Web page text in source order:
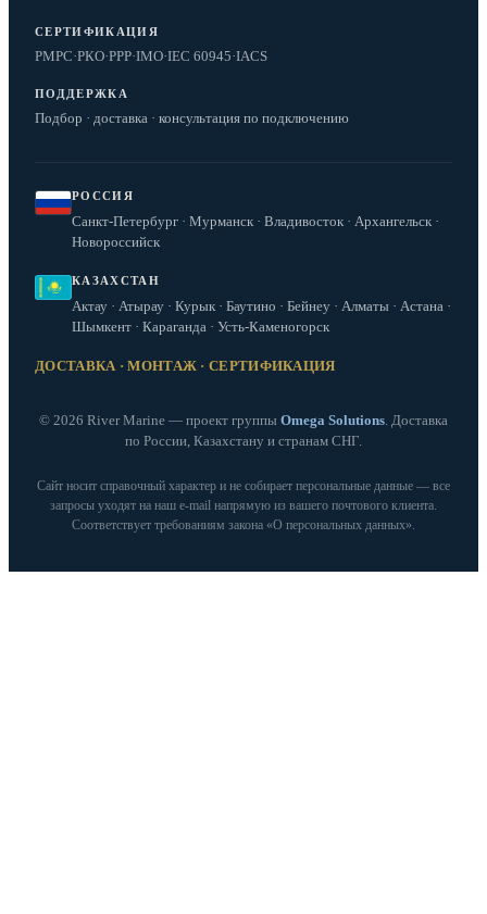
СЕРТИФИКАЦИЯ
РМРС·РКО·РРР·IMO·IEC 60945·IACS
ПОДДЕРЖКА
Подбор · доставка · консультация по подключению
РОССИЯ
Санкт-Петербург · Мурманск · Владивосток · Архангельск ·
Новороссийск
КАЗАХСТАН
Актау · Атырау · Курык · Баутино · Бейнеу · Алматы · Астана ·
Шымкент · Караганда · Усть-Каменогорск
ДОСТАВКА · МОНТАЖ · СЕРТИФИКАЦИЯ
© 2026 River Marine — проект группы Omega Solutions. Доставка
по России, Казахстану и странам СНГ.
Сайт носит справочный характер и не собирает персональные данные — все
запросы уходят на наш e‑mail напрямую из вашего почтового клиента.
Соответствует требованиям закона «О персональных данных».